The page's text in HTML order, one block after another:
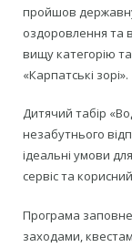
пройшов
оздоровлення та
вищу категорію
«Карпатські зорі».
Дитячий табір
незабутнього
ідеальні умови
сервіс та
Програма
заходами,